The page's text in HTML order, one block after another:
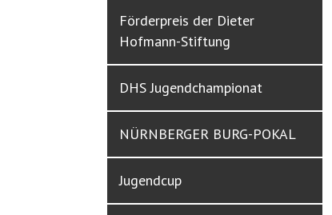
Förderpreis der Dieter
Hofmann-Stiftung
DHS Jugendchampionat
NÜRNBERGER BURG-POKAL
Jugendcup